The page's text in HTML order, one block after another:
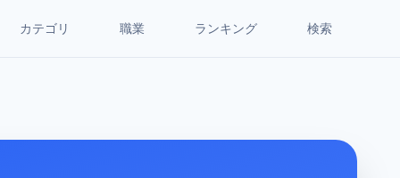
カテゴリ 職業 ランキング 検索